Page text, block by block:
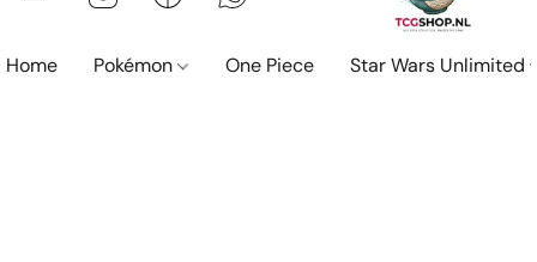
Home Pokémon One Piece Star Wars Unlimited